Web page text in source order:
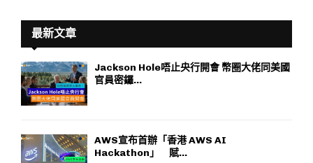
最新文章
Jackson Hole唔止央行開會 幣圈大佬同美國
官員密鑼...
AWS宣布首辦「香港 AWS AI
Hackathon」 賦...